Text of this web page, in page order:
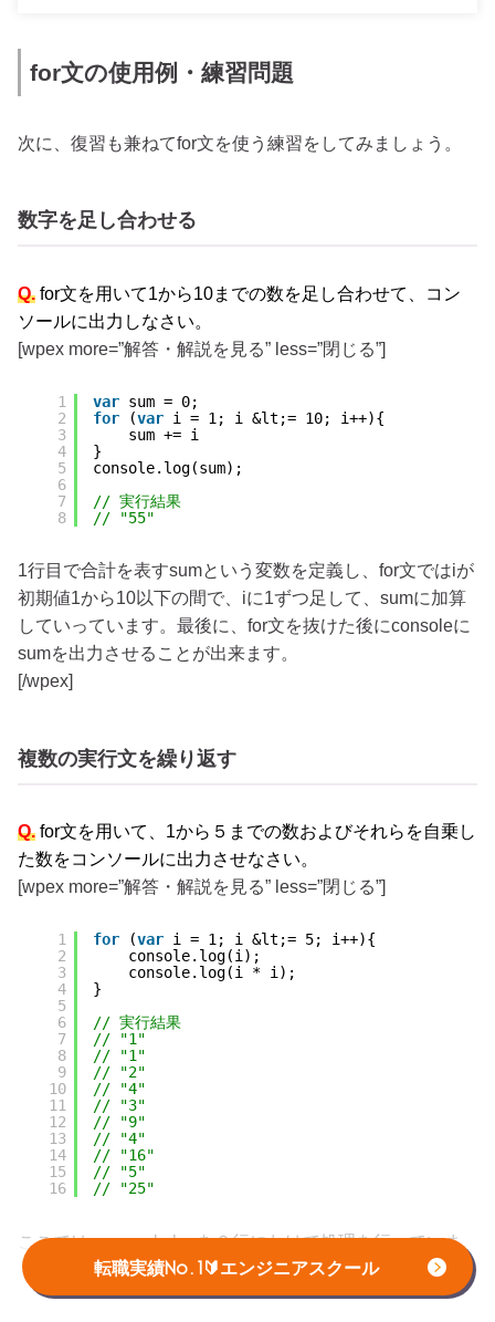
転職実績No.1🔰エンジニアスクール
for文の使用例・練習問題
次に、復習も兼ねてfor文を使う練習をしてみましょう。
数字を足し合わせる
Q. for文を用いて1から10までの数を足し合わせて、コン
ソールに出力しなさい。
[wpex more=”解答・解説を見る” less=”閉じる”]
1
2
3
4
5
6
7
8
var sum = 0;
for
(var i = 1; i &lt;= 10; i++){
sum += i
}
console.log(sum);
// 実行結果
// "55"
1行目で合計を表すsumという変数を定義し、for文ではiが
初期値1から10以下の間で、iに1ずつ足して、sumに加算
していっています。最後に、for文を抜けた後にconsoleに
sumを出力させることが出来ます。
[/wpex]
複数の実行文を繰り返す
Q. for文を用いて、1から５までの数およびそれらを自乗し
た数をコンソールに出力させなさい。
[wpex more=”解答・解説を見る” less=”閉じる”]
1
2
3
4
5
6
7
8
9
10
11
12
13
14
15
16
for (var i = 1; i &lt;= 5; i++){
console.log(i);
console.log(i * i);
}
// 実行結果
// "1"
// "1"
// "2"
// "4"
// "3"
// "9"
// "4"
// "16"
// "5"
// "25"
ここでは、console.logを２行にわけて処理を行っていま
す。for文は複数行を一気に処理する事ができるのでとて
も便利だということが理解できますね。今回は、iを初期